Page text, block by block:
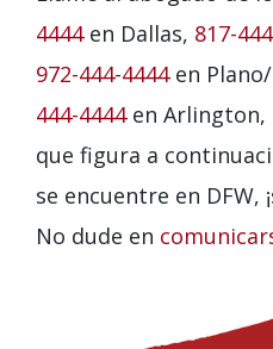
4444en Dallas, 817-
972-444-4444en
444-4444en Arlington,
que figura a
se encuentre en DFW,
No dude en